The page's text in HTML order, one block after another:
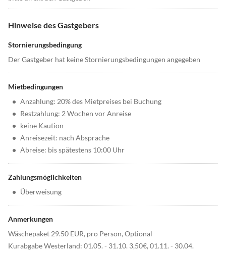
Hinweise des Gastgebers
Stornierungsbedingung
Der Gastgeber hat keine Stornierungsbedingungen angegeben
Mietbedingungen
• Anzahlung: 20% des Mietpreises bei Buchung
• Restzahlung: 2 Wochen vor Anreise
• keine Kaution
• Anreisezeit: nach Absprache
• Abreise: bis spätestens 10:00 Uhr
Zahlungsmöglichkeiten
• Überweisung
Anmerkungen
Wäschepaket 29.50 EUR, pro Person, Optional
Kurabgabe Westerland: 01.05. - 31.10. 3,50€, 01.11. - 30.04.